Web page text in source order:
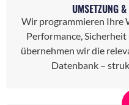
UMSETZUNG
Wir programmieren Ihre
Performance,
übernehmen wir die
Datenbank –